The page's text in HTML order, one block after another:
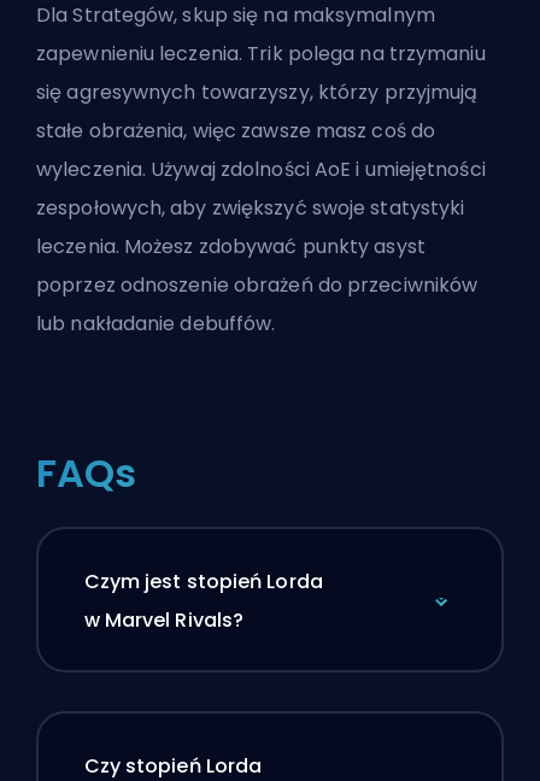
Dla Strategów, skup się na maksymalnym
zapewnieniu leczenia. Trik polega na trzymaniu
się agresywnych towarzyszy, którzy przyjmują
stałe obrażenia, więc zawsze masz coś do
wyleczenia. Używaj zdolności AoE i umiejętności
zespołowych, aby zwiększyć swoje statystyki
leczenia. Możesz zdobywać punkty asyst
poprzez odnoszenie obrażeń do przeciwników
lub nakładanie debuffów.
FAQs
Czym jest stopień Lorda
w Marvel Rivals?
Czy stopień Lorda